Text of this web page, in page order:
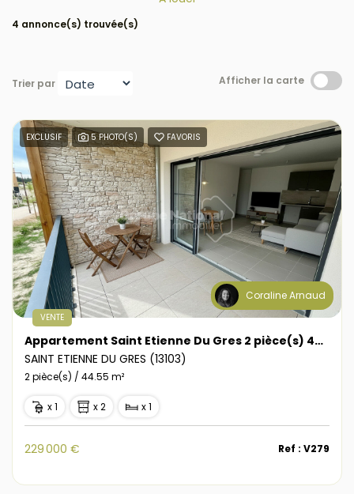
4 annonce(s) trouvée(s)
Trier par Afficher la carte
EXCLUSIF 5 PHOTO(S) FAVORIS
Coraline Arnaud
VENTE
Appartement Saint Etienne Du Gres 2 pièce(s) 44.55 m2
SAINT ETIENNE DU GRES (13103)
2 pièce(s) / 44.55 m²
x 1 x 2 x 1
229 000 € Ref : V279